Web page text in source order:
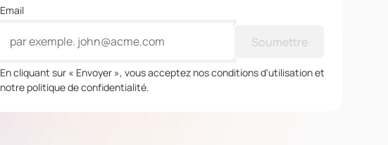
Email
Soumettre
En cliquant sur « Envoyer », vous acceptez nos conditions d'utilisation et
notre politique de confidentialité.